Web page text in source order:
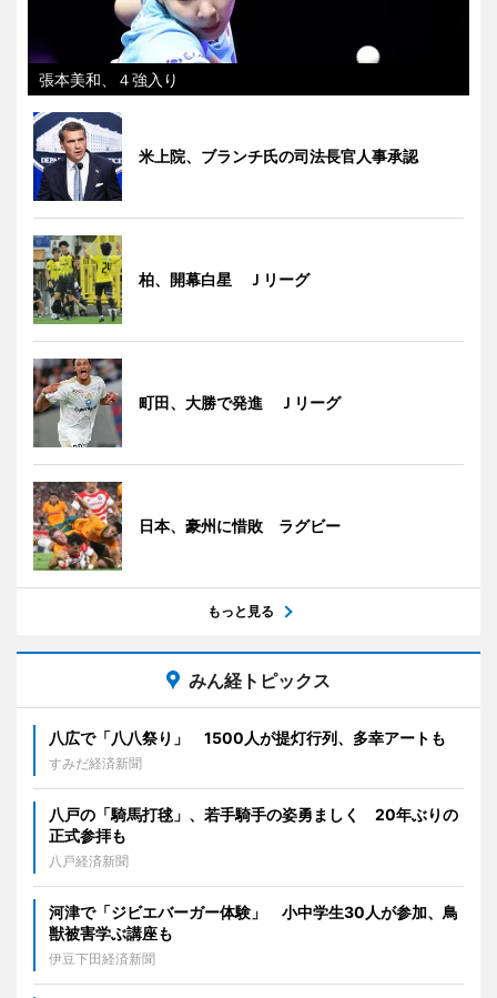
張本美和、４強入り
米上院、ブランチ氏の司法長官人事承認
柏、開幕白星 Ｊリーグ
町田、大勝で発進 Ｊリーグ
日本、豪州に惜敗 ラグビー
もっと見る
みん経トピックス
八広で「八八祭り」 1500人が提灯行列、多幸アートも
すみだ経済新聞
八戸の「騎馬打毬」、若手騎手の姿勇ましく 20年ぶりの
正式参拝も
八戸経済新聞
河津で「ジビエバーガー体験」 小中学生30人が参加、鳥
獣被害学ぶ講座も
伊豆下田経済新聞